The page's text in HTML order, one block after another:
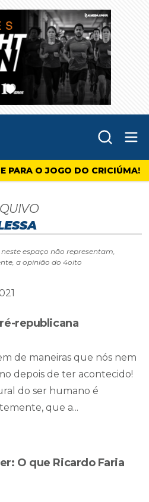
PARA O JOGO DO CRICIÚMA!
neste espaço não representam,
a opinião do 4oito
republicana
de maneiras que nós nem
depois de ter acontecido!
do ser humano é
que a...
O que Ricardo Faria